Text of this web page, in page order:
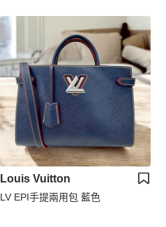
Louis Vuitton
LV EPI手提兩用包 藍色